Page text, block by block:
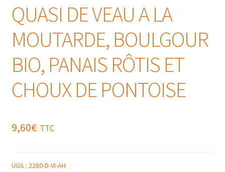
QUASI DE VEAU A LA
MOUTARDE, BOULGOUR
BIO, PANAIS RÔTIS ET
CHOUX DE PONTOISE
9,60€ TTC
UGS : 2280-D-VI-AH